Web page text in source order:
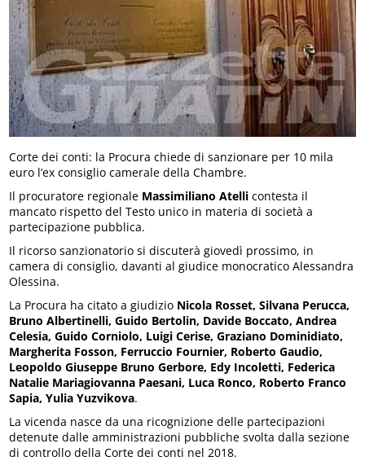
Corte dei conti: la Procura chiede di sanzionare per 10 mila
euro l’ex consiglio camerale della Chambre.
Il procuratore regionale Massimiliano Atelli contesta il
mancato rispetto del Testo unico in materia di società a
partecipazione pubblica.
Il ricorso sanzionatorio si discuterà giovedì prossimo, in
camera di consiglio, davanti al giudice monocratico Alessandra
Olessina.
La Procura ha citato a giudizio Nicola Rosset, Silvana Perucca,
Bruno Albertinelli, Guido Bertolin, Davide Boccato, Andrea
Celesia, Guido Corniolo, Luigi Cerise, Graziano Dominidiato,
Margherita Fosson, Ferruccio Fournier, Roberto Gaudio,
Leopoldo Giuseppe Bruno Gerbore, Edy Incoletti, Federica
Natalie Mariagiovanna Paesani, Luca Ronco, Roberto Franco
Sapia, Yulia Yuzvikova.
La vicenda nasce da una ricognizione delle partecipazioni
detenute dalle amministrazioni pubbliche svolta dalla sezione
di controllo della Corte dei conti nel 2018.